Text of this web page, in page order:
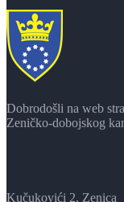
Dobrodošli na web
Zeničko-dobojskog
Kučukovići 2, Zenica